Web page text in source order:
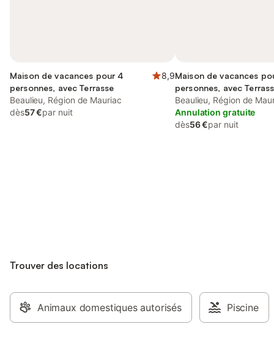
Maison de vacances pour 4
personnes, avec Terrasse
8,9
Beaulieu, Région de Mauriac
dès57 €par nuit
Maison de vacances
personnes, avec
que Jacuzzi et Piscine
Beaulieu, Région de
Annulation gratuite
dès56 €par nuit
Trouver des locations
Animaux domestiques autorisés Piscine